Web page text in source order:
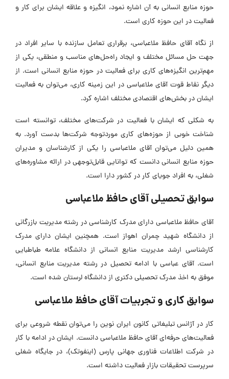
حوزه منابع انسانی به آن اشاره نمود، انگیزه و علاقه ایشان برای کار و
فعالیت در این حوزه کاری است.
از نگاه آقای حافظ ملاعباسی، برقراری تعامل سازنده با سایر افراد در
جهت حل مسائل مختلف و ایجاد راه‌حل‌های مناسب و منطقی، یکی از
مهم‌ترین انگیزه‌های کاری برای فعالیت در حوزه منابع انسانی است. از
دیگر نقاط قوت آقای ملاعباسی در این زمینه کاری، می‌توان به فعالیت
ایشان در بخش‌های اقتصادی مختلف اشاره کرد.
به شکلی که ایشان با فعالیت در شرکت‌های مختلف، توانسته است
شناخت خوبی از حوزه‌های کاری موردتوجه شرکت‌ها بدست آورد. به
همین دلیل می‌توان آقای ملاعباسی را یکی از کارشناسان و مدیران
حوزه منابع انسانی دانست که توانایی قابل‌توجهی در ارائه مشاوره‌های
شغلی، به افراد جویای کار در کشور دارا است.
سوابق تحصیلی آقای حافظ ملاعباسی
آقای حافظ ملاعباسی دارای مدرک کارشناسی در رشته مدیریت بازرگانی
از دانشگاه شهید چمران اهواز است. همچنین ایشان دارای مدرک
کارشناسی ارشد مدیریت منابع انسانی از دانشگاه علامه طباطبایی
است. آقای عباسی با ادامه تحصیل در رشته مدیریت منابع انسانی،
موفق به اخذ مدرک تحصیلی دکتری از دانشگاه لرستان شده است.
سوابق کاری و تجربیات آقای حافظ ملاعباسی
کار در آژانس تبلیغاتی کانون ایران نوین را می‌توان نقطه شروعی برای
فعالیت‌های حرفه‌ای آقای حافظ ملاعباسی دانست. ایشان در ادامه با کار
در شرکت اطلاعات فناوری جهانی پارس (اینفوتک)، در جایگاه شغلی
سرپرست تحقیقات بازار فعالیت داشته است.